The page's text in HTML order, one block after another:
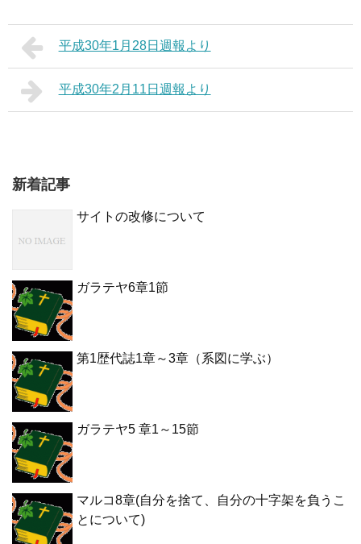
平成30年1月28日週報より
平成30年2月11日週報より
新着記事
サイトの改修について
ガラテヤ6章1節
第1歴代誌1章～3章（系図に学ぶ）
ガラテヤ5 章1～15節
マルコ8章(自分を捨て、自分の十字架を負うこ
とについて)